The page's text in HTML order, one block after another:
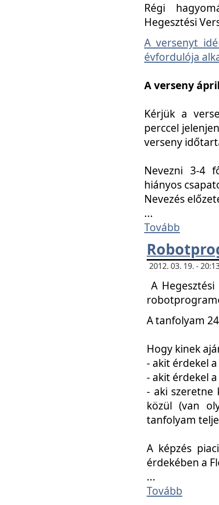
Régi
Hegesztési
A versenyt
évfordulója
A verseny
Kérjük a
perccel
verseny
Nevezni 3-4
hiányos
Nevezés
...
Tovább
2012. 03. 19. -
A
A tanfolyam
Hogy kinek
- akit érdekel
- akit érdekel
- aki szeretne
közül (van
tanfolyam
A képzés
érdekében a
...
Tovább